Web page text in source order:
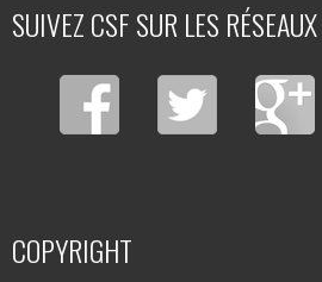
SUIVEZ CSF SUR LES
COPYRIGHT